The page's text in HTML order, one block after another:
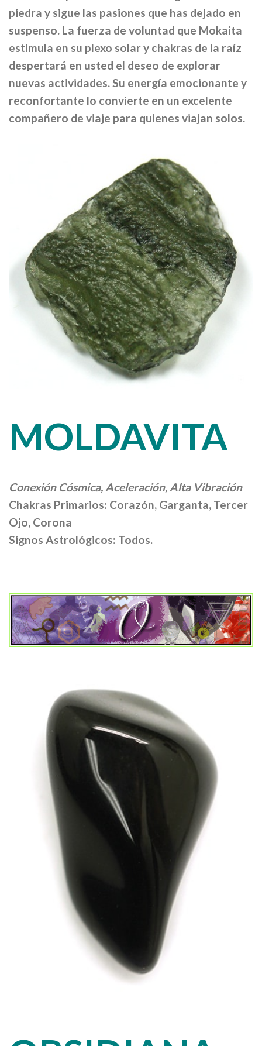
piedra y sigue las pasiones que has dejado en
suspenso. La fuerza de voluntad que Mokaita
estimula en su plexo solar y chakras de la raíz
despertará en usted el deseo de explorar
nuevas actividades.Su energía emocionante y
reconfortante lo convierte en un excelente
compañero de viaje para quienes viajan solos.
MOLDAVITA
Conexión Cósmica, Aceleración, Alta Vibración
Chakras Primarios: Corazón, Garganta, Tercer
Ojo, Corona
Signos Astrológicos: Todos.